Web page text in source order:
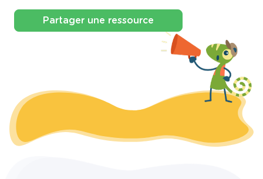
Partager une ressource